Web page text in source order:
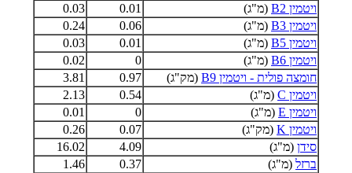
ויטמין B2
(מ"ג) 0.01
0.03
ויטמין B3
(מ"ג) 0.06
0.24
ויטמין B5
(מ"ג) 0.01
0.03
ויטמין B6
(מ"ג) 0
0.02
חומצה פולית - ויטמין B9
(מק"ג) 0.97
3.81
ויטמין C
(מ"ג) 0.54
2.13
ויטמין E
(מ"ג) 0
0.01
ויטמין K
(מק"ג) 0.07
0.26
סידן (מ"ג) 4.09
16.02
ברזל (מ"ג) 0.37
1.46